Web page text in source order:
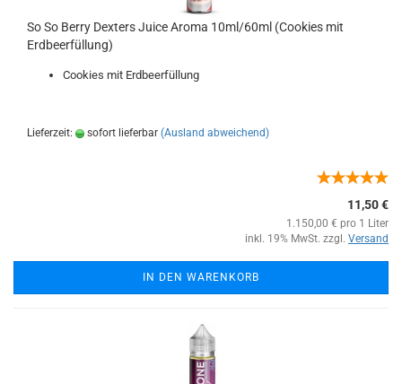
So So Berry Dexters Juice Aroma 10ml/60ml (Cookies mit
Erdbeerfüllung)
Cookies mit Erdbeerfüllung
Lieferzeit: sofort lieferbar (Ausland abweichend)
11,50 €
1.150,00 € pro 1 Liter
inkl. 19% MwSt. zzgl. Versand
IN DEN WARENKORB